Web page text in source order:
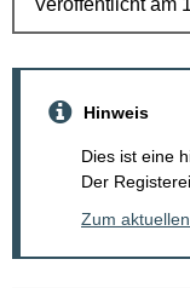
Hinweis
Dies ist eine
Der
Zum